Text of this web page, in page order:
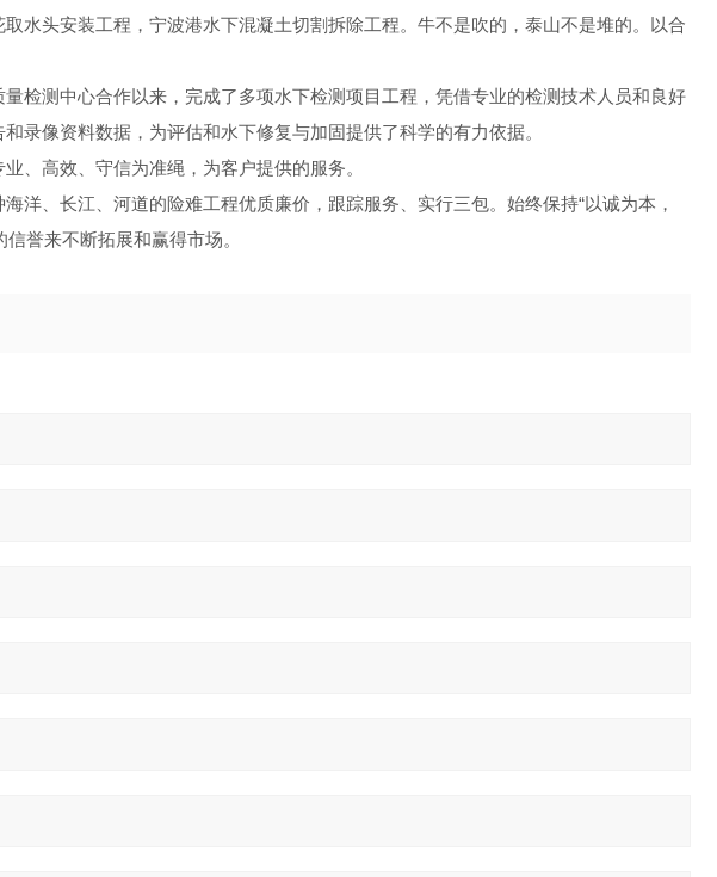
水头安装工程，宁波港水下混凝土切割拆除工程。牛不是吹的，泰山不是堆的。以合
检测中心合作以来，完成了多项水下检测项目工程，凭借专业的检测技术人员和良好
录像资料数据，为评估和水下修复与加固提供了科学的有力依据。
、高效、守信为准绳，为客户提供的服务。
洋、长江、河道的险难工程优质廉价，跟踪服务、实行三包。始终保持“以诚为本，
誉来不断拓展和赢得市场。